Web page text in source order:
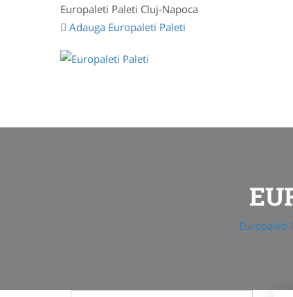
Europaleti Paleti Cluj-Napoca
Adauga Europaleti Paleti
Europaleti